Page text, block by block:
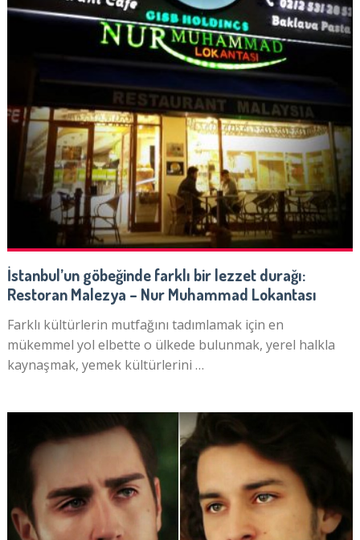
İstanbul’un göbeğinde farklı bir lezzet durağı:
Restoran Malezya – Nur Muhammad Lokantası
Farklı kültürlerin mutfağını tadımlamak için en
mükemmel yol elbette o ülkede bulunmak, yerel halkla
kaynaşmak, yemek kültürlerini …